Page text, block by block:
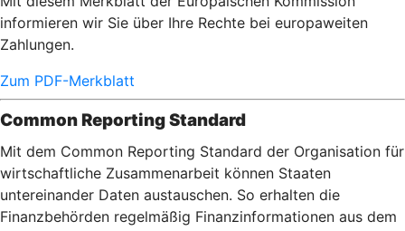
informieren wir Sie über Ihre Rechte bei europaweiten
Zahlungen.
Zum PDF-Merkblatt
Common Reporting Standard
Mit dem Common Reporting Standard der Organisation für
wirtschaftliche Zusammenarbeit können Staaten
untereinander Daten austauschen. So erhalten die
Finanzbehörden regelmäßig Finanzinformationen aus dem